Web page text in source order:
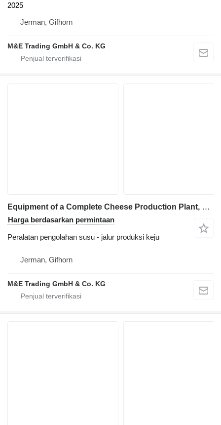
2025
Jerman, Gifhorn
M&E Trading GmbH & Co. KG
Equipment of a Complete Cheese Production Plant, Capacity 3.000
Harga berdasarkan permintaan
Peralatan pengolahan susu - jalur produksi keju
Jerman, Gifhorn
M&E Trading GmbH & Co. KG